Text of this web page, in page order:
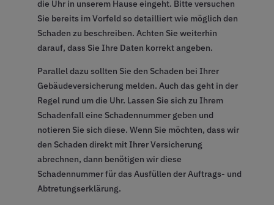
die Uhr in unserem Hause eingeht. Bitte versuchen
Sie bereits im Vorfeld so detailliert wie möglich den
Schaden zu beschreiben. Achten Sie weiterhin
darauf, dass Sie Ihre Daten korrekt angeben.
Parallel dazu sollten Sie den Schaden bei Ihrer
Gebäudeversicherung melden. Auch das geht in der
Regel rund um die Uhr. Lassen Sie sich zu Ihrem
Schadenfall eine Schadennummer geben und
notieren Sie sich diese. Wenn Sie möchten, dass wir
den Schaden direkt mit Ihrer Versicherung
abrechnen, dann benötigen wir diese
Schadennummer für das Ausfüllen der Auftrags- und
Abtretungserklärung.